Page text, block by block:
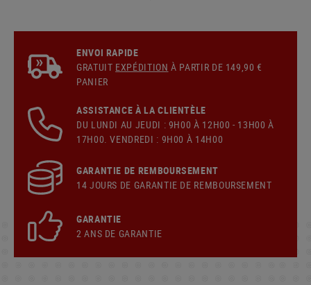
ENVOI RAPIDE
GRATUIT EXPÉDITION À PARTIR DE 149,90 €
PANIER
ASSISTANCE À LA CLIENTÈLE
DU LUNDI AU JEUDI : 9H00 À 12H00 - 13H00 À
17H00. VENDREDI : 9H00 À 14H00
GARANTIE DE REMBOURSEMENT
14 JOURS DE GARANTIE DE REMBOURSEMENT
GARANTIE
2 ANS DE GARANTIE